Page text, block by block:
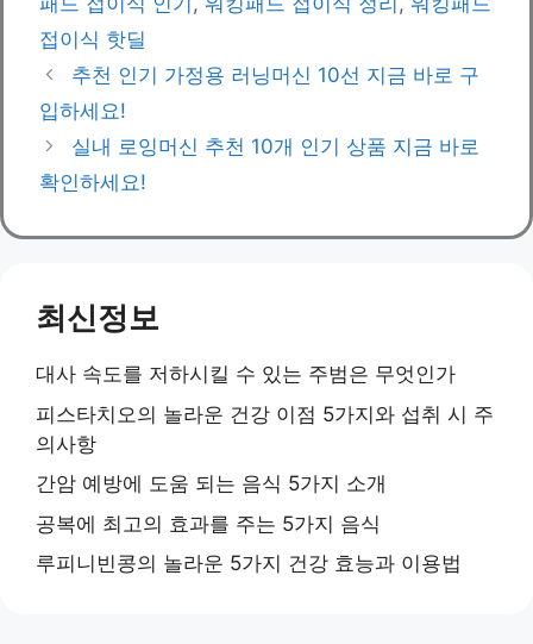
접이식 핫딜
추천 인기 가정용 러닝머신 10선 지금 바로 구
입하세요!
실내 로잉머신 추천 10개 인기 상품 지금 바로
확인하세요!
최신정보
대사 속도를 저하시킬 수 있는 주범은 무엇인가
피스타치오의 놀라운 건강 이점 5가지와 섭취 시 주
의사항
간암 예방에 도움 되는 음식 5가지 소개
공복에 최고의 효과를 주는 5가지 음식
루피니빈콩의 놀라운 5가지 건강 효능과 이용법